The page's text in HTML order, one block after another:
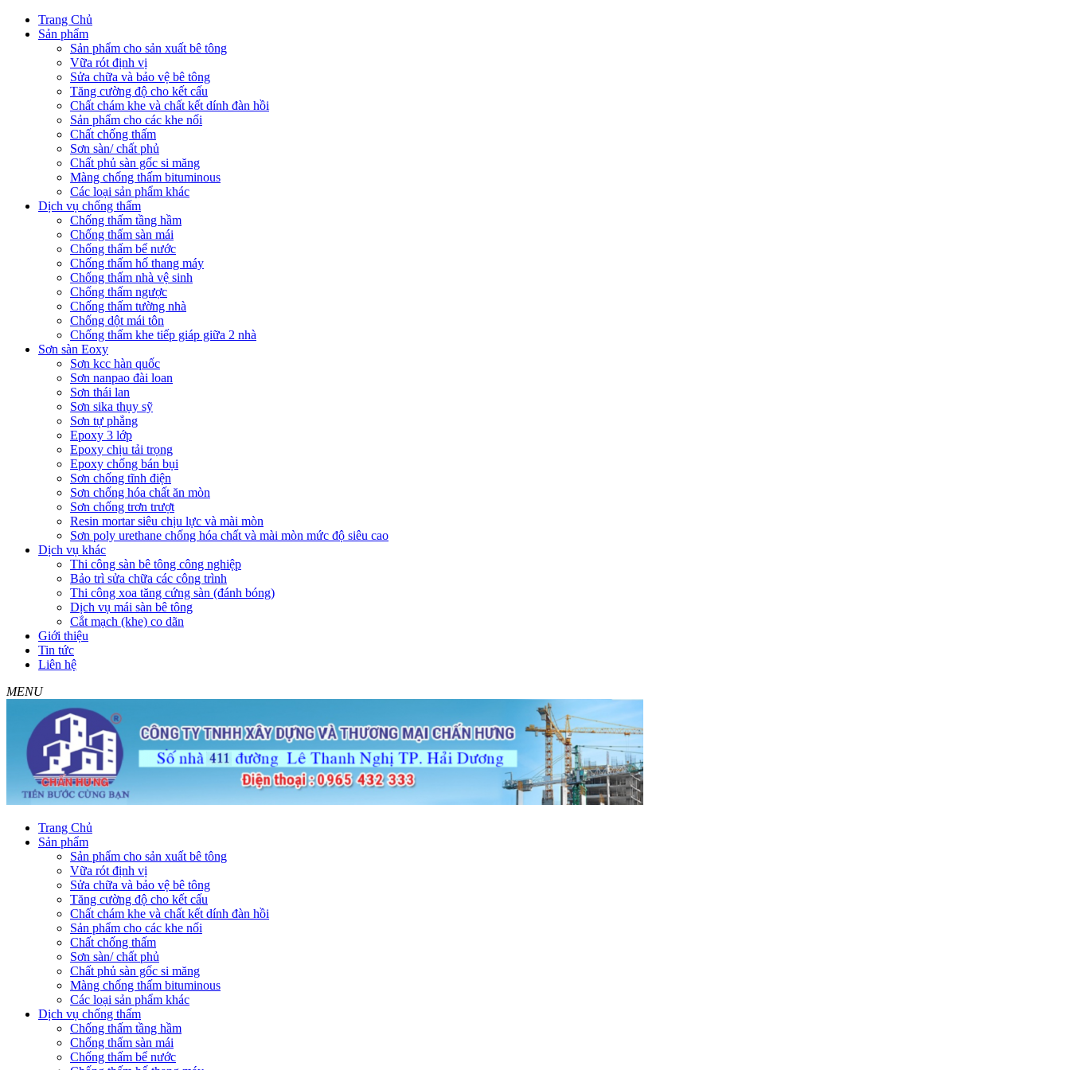
Trang Chủ
Sản phẩm
Sản phẩm cho sản xuất bê tông
Vữa rót định vị
Sửa chữa và bảo vệ bê tông
Tăng cường độ cho kết cấu
Chất chám khe và chất kết dính đàn hồi
Sản phẩm cho các khe nối
Chất chống thấm
Sơn sàn/ chất phủ
Chất phủ sàn gốc si măng
Màng chống thấm bituminous
Các loại sản phẩm khác
Dịch vụ chống thấm
Chống thấm tầng hầm
Chống thấm sàn mái
Chống thấm bể nước
Chống thấm hố thang máy
Chống thấm nhà vệ sinh
Chống thấm ngược
Chống thấm tường nhà
Chống dột mái tôn
Chống thấm khe tiếp giáp giữa 2 nhà
Sơn sàn Eoxy
Sơn kcc hàn quốc
Sơn nanpao đài loan
Sơn thái lan
Sơn sika thụy sỹ
Sơn tự phẳng
Epoxy 3 lớp
Epoxy chịu tải trọng
Epoxy chống bán bụi
Sơn chống tĩnh điện
Sơn chống hóa chất ăn mòn
Sơn chống trơn trượt
Resin mortar siêu chịu lực và mài mòn
Sơn poly urethane chống hóa chất và mài mòn mức độ siêu cao
Dịch vụ khác
Thi công sàn bê tông công nghiệp
Bảo trì sửa chữa các công trình
Thi công xoa tăng cứng sàn (đánh bóng)
Dịch vụ mái sàn bê tông
Cắt mạch (khe) co dãn
Giới thiệu
Tin tức
Liên hệ
MENU
Trang Chủ
Sản phẩm
Sản phẩm cho sản xuất bê tông
Vữa rót định vị
Sửa chữa và bảo vệ bê tông
Tăng cường độ cho kết cấu
Chất chám khe và chất kết dính đàn hồi
Sản phẩm cho các khe nối
Chất chống thấm
Sơn sàn/ chất phủ
Chất phủ sàn gốc si măng
Màng chống thấm bituminous
Các loại sản phẩm khác
Dịch vụ chống thấm
Chống thấm tầng hầm
Chống thấm sàn mái
Chống thấm bể nước